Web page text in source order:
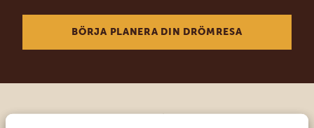
BÖRJA PLANERA DIN DRÖMRESA